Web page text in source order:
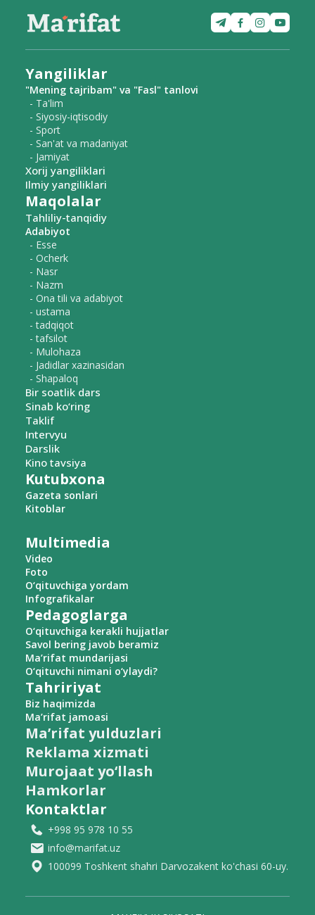
Yangiliklar
"Mening tajribam" va "Fasl" tanlovi
- Ta'lim
- Siyosiy-iqtisodiy
- Sport
- San'at va madaniyat
- Jamiyat
Xorij yangiliklari
Ilmiy yangiliklari
Maqolalar
Tahliliy-tanqidiy
Adabiyot
- Esse
- Ocherk
- Nasr
- Nazm
- Ona tili va adabiyot
- ustama
- tadqiqot
- tafsilot
- Mulohaza
- Jadidlar xazinasidan
- Shapaloq
Bir soatlik dars
Sinab ko‘ring
Taklif
Intervyu
Darslik
Kino tavsiya
Kutubxona
Gazeta sonlari
Kitoblar
Multimedia
Video
Foto
O‘qituvchiga yordam
Infografikalar
Pedagoglarga
O‘qituvchiga kerakli hujjatlar
Savol bering javob beramiz
Ma’rifat mundarijasi
O‘qituvchi nimani o‘ylaydi?
Tahririyat
Biz haqimizda
Ma’rifat jamoasi
Ma’rifat yulduzlari
Reklama xizmati
Murojaat yo‘llash
Hamkorlar
Kontaktlar
+998 95 978 10 55
info@marifat.uz
100099 Toshkent shahri Darvozakent ko'chasi 60-uy.